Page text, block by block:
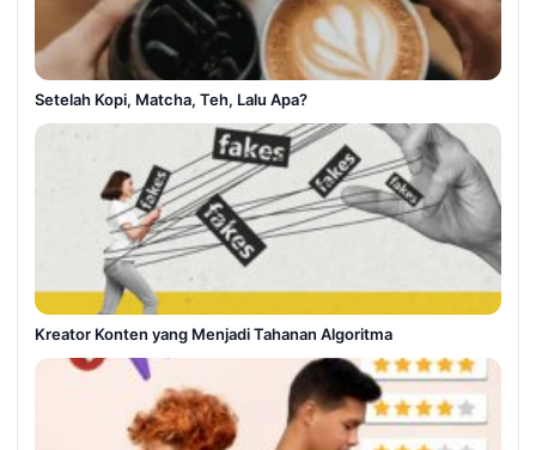
Setelah Kopi, Matcha, Teh, Lalu Apa?
Kreator Konten yang Menjadi Tahanan Algoritma